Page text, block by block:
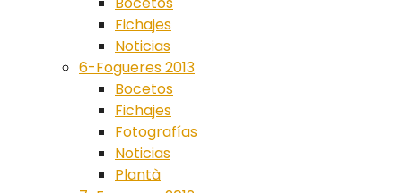
Fichajes
Noticias
6-Fogueres 2013
Bocetos
Fichajes
Fotografías
Noticias
Plantà